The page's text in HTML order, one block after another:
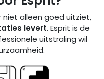
alleen goed uitziet,
levert. Esprit is de
uitstraling wil